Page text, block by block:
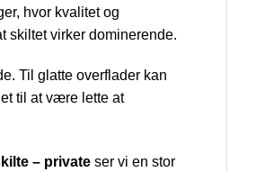
hvor kvalitet og
skiltet virker dominerende.
Til glatte overflader kan
til at være lette at
– private ser vi en stor